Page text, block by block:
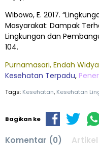
Wibowo, E. 2017.
Masyarakat: Dampak
Lingkungan dan
104.
Purnamasari, Endah
Kesehatan Terpadu,
Tags: Kesehatan, Kesehatan
Bagikan ke
Komentar (0)